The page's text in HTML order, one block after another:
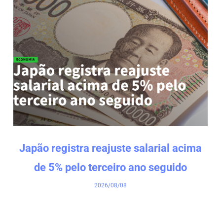
Japão registra reajuste salarial acima
de 5% pelo terceiro ano seguido
2026/08/08